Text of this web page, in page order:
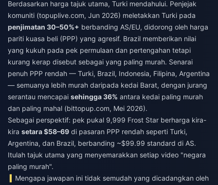
Berdasarkan harga tajuk utama, Turki mendahului. Penjejak
komuniti (topuplive.com, Jun 2026) meletakkan Turki pada
penjimatan 30–50%+ berbanding AS/EU, didorong oleh harga
pariti kuasa beli (PPP) yang agresif. Brazil memberikan nilai
yang kukuh pada pek permulaan dan pertengahan tetapi
kurang kerap disebut sebagai yang paling murah. Senarai
penuh PPP rendah — Turki, Brazil, Indonesia, Filipina, Argentina
— semuanya lebih murah daripada kedai Barat, dengan jurang
serantau mencapai sehingga 36% antara kedai paling murah
dan paling mahal (bittopup.com, Mei 2026).
Sebagai perspektif: pek pukal 9,999 Frost Star berharga kira-
kira setara $58–69 di pasaran PPP rendah seperti Turki,
Argentina, dan Brazil, berbanding ~$99.99 standard di AS.
Itulah tajuk utama yang menyemarakkan setiap video "negara
paling murah".
Mengapa jawapan ini tidak semudah yang dicadangkan oleh